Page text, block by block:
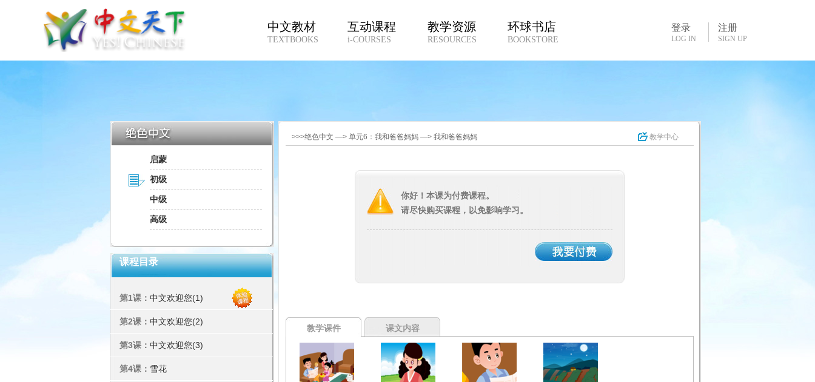
中文教材
TEXTBOOKS
互动课程
i-COURSES
教学资源
RESOURCES
环球书店
BOOKSTORE
登录
LOG IN
注册
SIGN UP
启蒙
初级
中级
高级
课程目录
第1课： 中文欢迎您(1)
第2课： 中文欢迎您(2)
第3课： 中文欢迎您(3)
第4课： 雪花
>>>绝色中文 —> 单元6：我和爸爸妈妈 —> 我和爸爸妈妈 教学中心
你好！本课为付费课程。
请尽快购买课程，以免影响学习。
教学课件 课文内容